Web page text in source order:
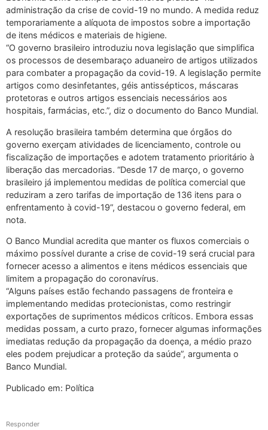
administração da crise de covid-19 no mundo. A medida reduz
temporariamente a alíquota de impostos sobre a importação
de itens médicos e materiais de higiene.
“O governo brasileiro introduziu nova legislação que simplifica
os processos de desembaraço aduaneiro de artigos utilizados
para combater a propagação da covid-19. A legislação permite
artigos como desinfetantes, géis antissépticos, máscaras
protetoras e outros artigos essenciais necessários aos
hospitais, farmácias, etc.”, diz o documento do Banco Mundial.
A resolução brasileira também determina que órgãos do
governo exerçam atividades de licenciamento, controle ou
fiscalização de importações e adotem tratamento prioritário à
liberação das mercadorias. “Desde 17 de março, o governo
brasileiro já implementou medidas de política comercial que
reduziram a zero tarifas de importação de 136 itens para o
enfrentamento à covid-19”, destacou o governo federal, em
nota.
O Banco Mundial acredita que manter os fluxos comerciais o
máximo possível durante a crise de covid-19 será crucial para
fornecer acesso a alimentos e itens médicos essenciais que
limitem a propagação do coronavírus.
“Alguns países estão fechando passagens de fronteira e
implementando medidas protecionistas, como restringir
exportações de suprimentos médicos críticos. Embora essas
medidas possam, a curto prazo, fornecer algumas informações
imediatas redução da propagação da doença, a médio prazo
eles podem prejudicar a proteção da saúde”, argumenta o
Banco Mundial.
Publicado em: Política
Responder